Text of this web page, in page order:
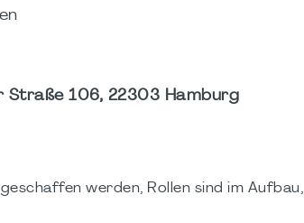
Straße 106, 22303 Hamburg
werden, Rollen sind im Aufbau,